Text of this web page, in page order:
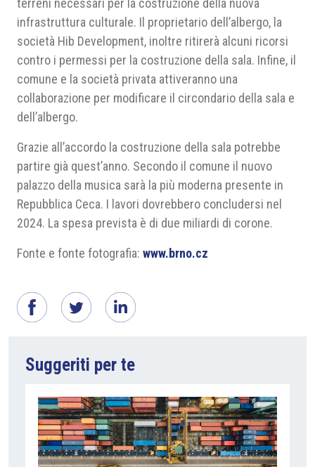
terreni necessari per la costruzione della nuova
infrastruttura culturale. Il proprietario dell’albergo, la
società Hib Development, inoltre ritirerà alcuni ricorsi
contro i permessi per la costruzione della sala. Infine, il
comune e la società privata attiveranno una
collaborazione per modificare il circondario della sala e
dell’albergo.
Grazie all’accordo la costruzione della sala potrebbe
partire già quest’anno. Secondo il comune il nuovo
palazzo della musica sarà la più moderna presente in
Repubblica Ceca. I lavori dovrebbero concludersi nel
2024. La spesa prevista è di due miliardi di corone.
Fonte e fonte fotografia: www.brno.cz
Suggeriti per te